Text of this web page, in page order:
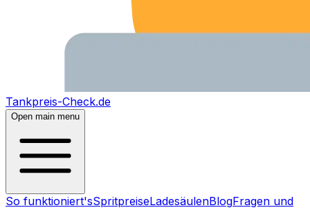
Tankpreis-Check.de
Open main menu
So funktioniert'sSpritpreiseLadesäulenBlogFragen und